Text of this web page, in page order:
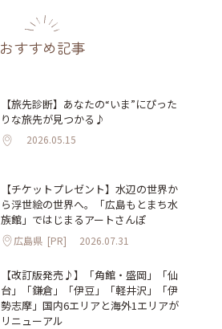
おすすめ記事
【旅先診断】あなたの“いま”にぴった
りな旅先が見つかる♪
2026.05.15
【チケットプレゼント】水辺の世界か
ら浮世絵の世界へ。「広島もとまち水
族館」ではじまるアートさんぽ
広島県 [PR] 2026.07.31
【改訂版発売♪】「角館・盛岡」「仙
台」「鎌倉」「伊豆」「軽井沢」「伊
勢志摩」国内6エリアと海外1エリアが
リニューアル